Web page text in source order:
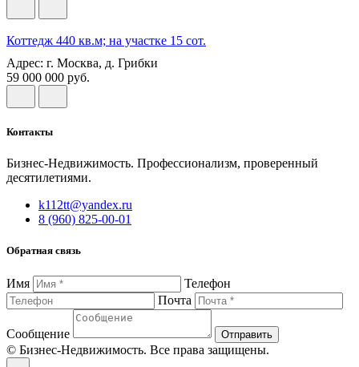
Коттедж 440 кв.м; на участке 15 сот.
Адрес: г. Москва, д. Грибки
59 000 000 руб.
Контакты
Бизнес-Недвижимость. Профессионализм, проверенный
десятилетиями.
k112tt@yandex.ru
8 (960) 825-00-01
Обратная связь
Имя
Телефон
Почта
Сообщение Отправить
© Бизнес-Недвижимость. Все права защищены.